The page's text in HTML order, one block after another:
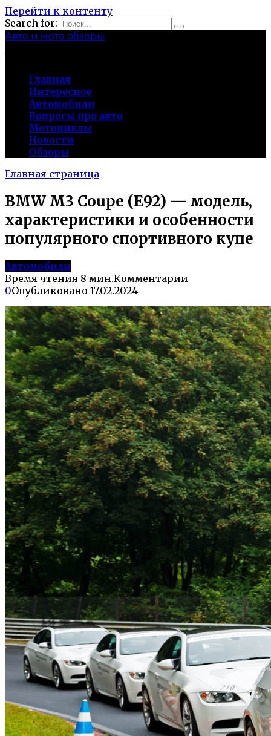
Перейти к контенту
Search for:
Авто и мото обзоры
Главная
Интересное
Автомобили
Вопросы про авто
Мотоциклы
Новости
Обзоры
Главная страница
BMW M3 Coupe (E92) — модель,
характеристики и особенности
популярного спортивного купе
Автомобили
Время чтения 8 мин.Комментарии
0Опубликовано 17.02.2024